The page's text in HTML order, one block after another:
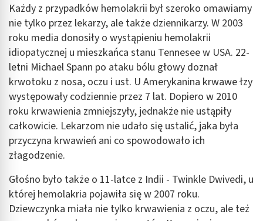
Każdy z przypadków hemolakrii był szeroko omawiamy
nie tylko przez lekarzy, ale także dziennikarzy. W 2003
roku media donosiły o wystąpieniu hemolakrii
idiopatycznej u mieszkańca stanu Tennesee w USA. 22-
letni Michael Spann po ataku bólu głowy doznał
krwotoku z nosa, oczu i ust. U Amerykanina krwawe łzy
występowały codziennie przez 7 lat. Dopiero w 2010
roku krwawienia zmniejszyły, jednakże nie ustąpiły
całkowicie. Lekarzom nie udało się ustalić, jaka była
przyczyna krwawień ani co spowodowało ich
złagodzenie.
Głośno było także o 11-latce z Indii - Twinkle Dwivedi, u
której hemolakria pojawiła się w 2007 roku.
Dziewczynka miała nie tylko krwawienia z oczu, ale też
Pomiar efektywności reklam
Pomiar efektywności treści
Rozumienie odbiorców dzięki statystyce lub
kombinacji danych z różnych źródeł
Rozwój i ulepszanie usług
Wykorzystywanie ograniczonych danych do
wyboru treści
Funkcje specjalne IAB:
Użycie dokładnych danych geolokalizacyjnych
Identyfikowanie urządzeń na podstawie
aktywnie żądanych informacji